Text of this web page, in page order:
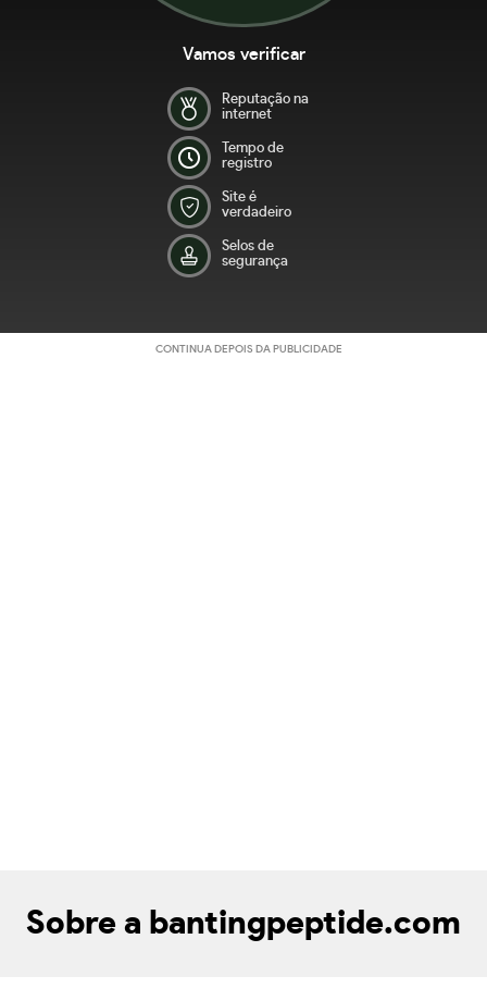
Vamos verificar
Reputação na
internet
Tempo de
registro
Site é
verdadeiro
Selos de
segurança
CONTINUA DEPOIS DA PUBLICIDADE
Sobre a bantingpeptide.com